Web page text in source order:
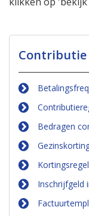
Bedragen
Inschrijfgeld